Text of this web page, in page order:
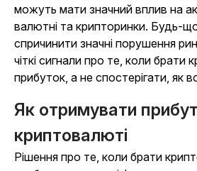
можуть мати значний вплив на
валютні та крипторинки. Будь-
спричинити значні порушення
чіткі сигнали про те, коли брати
прибуток, а не спостерігати, як
Як отримувати
криптовалюті
Рішення про те, коли брати